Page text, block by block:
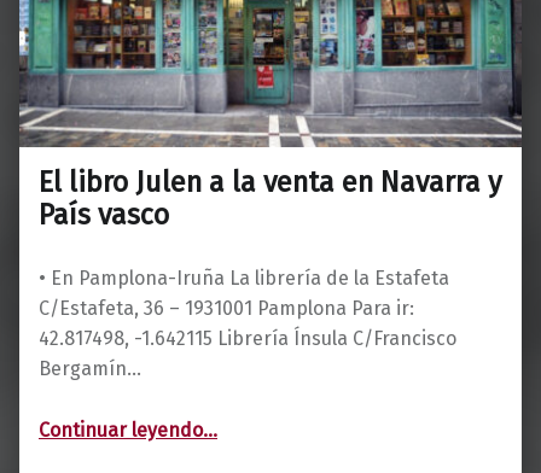
El libro Julen a la venta en Navarra y
País vasco
• En Pamplona-Iruña La librería de la Estafeta
C/Estafeta, 36 – 1931001 Pamplona Para ir:
42.817498, -1.642115 Librería Ínsula C/Francisco
Bergamín…
Continuar leyendo“El libro Julen a la venta en Navarra y País vasco”
…